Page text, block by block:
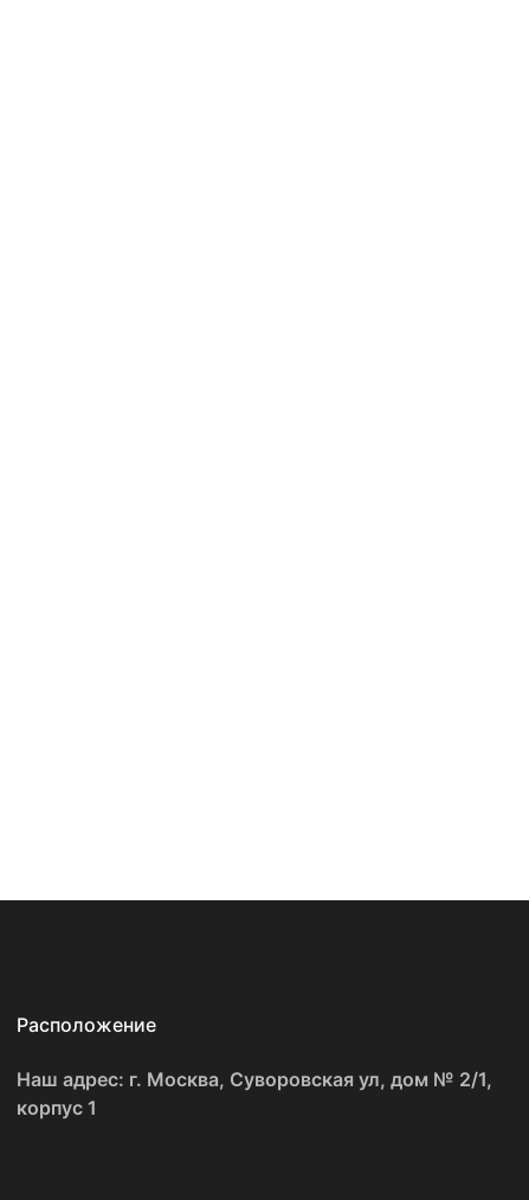
Расположение
Наш адрес: г. Москва, Суворовская ул, дом № 2/1,
корпус 1